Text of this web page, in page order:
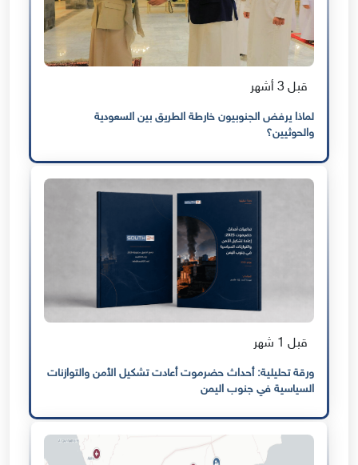
قبل 3 أشهر
لماذا يرفض الجنوبيون خارطة الطريق بين السعودية
والحوثيين؟
قبل 1 شهر
ورقة تحليلية: أحداث حضرموت أعادت تشكيل الأمن والتوازنات
السياسية في جنوب اليمن